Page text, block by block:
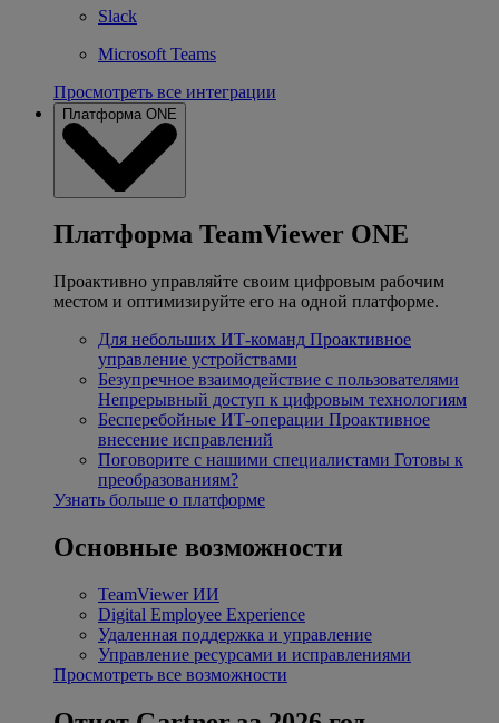
Slack
Microsoft Teams
Просмотреть все интеграции
Платформа ONE
Платформа TeamViewer ONE
Проактивно управляйте своим цифровым рабочим
местом и оптимизируйте его на одной платформе.
Для небольших ИТ-команд Проактивное
управление устройствами
Безупречное взаимодействие с пользователями
Непрерывный доступ к цифровым технологиям
Бесперебойные ИТ-операции Проактивное
внесение исправлений
Поговорите с нашими специалистами Готовы к
преобразованиям?
Узнать больше о платформе
Основные возможности
TeamViewer ИИ
Digital Employee Experience
Удаленная поддержка и управление
Управление ресурсами и исправлениями
Просмотреть все возможности